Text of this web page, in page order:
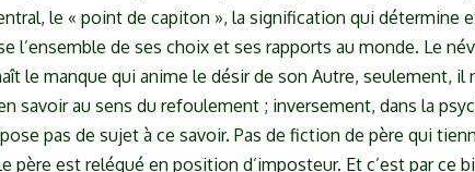
le « point de capiton », la signification qui détermine
l’ensemble de ses choix et ses rapports au monde. Le
le manque qui anime le désir de son Autre, seulement, il
savoir au sens du refoulement ; inversement, dans la
pas de sujet à ce savoir. Pas de fiction de père qui
père est relégué en position d’imposteur. Et c’est par ce